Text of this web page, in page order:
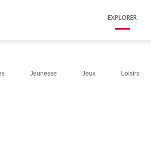
EXPLORER
Jeunesse Jeux Loisirs